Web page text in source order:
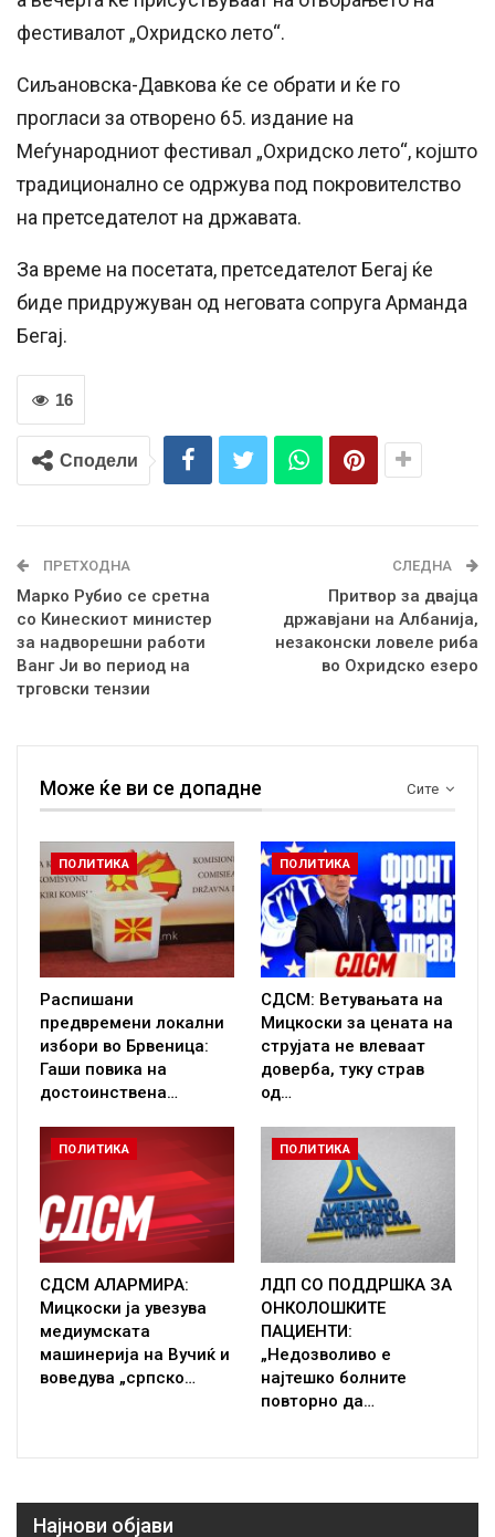
фестивалот „Охридско лето“.
Сиљановска-Давкова ќе се обрати и ќе го
прогласи за отворено 65. издание на
Меѓународниот фестивал „Охридско лето“, којшто
традиционално се одржува под покровителство
на претседателот на државата.
За време на посетата, претседателот Бегај ќе
биде придружуван од неговата сопруга Арманда
Бегај.
16
Сподели
ПРЕТХОДНА
Марко Рубио се сретна
со Кинескиот министер
за надворешни работи
Ванг Ји во период на
трговски тензии
СЛЕДНА
Притвор за двајца
државјани на Албанија,
незаконски ловеле риба
во Охридско езеро
Сите
Може ќе ви се допадне
ПОЛИТИКА
Распишани
предвремени локални
избори во Брвеница:
Гаши повика на
достоинствена…
ПОЛИТИКА
СДСМ: Ветувањата на
Мицкоски за цената на
струјата не влеваат
доверба, туку страв
од…
ПОЛИТИКА
СДСМ АЛАРМИРА:
Мицкоски ја увезува
медиумската
машинерија на Вучиќ и
воведува „српско…
ПОЛИТИКА
ЛДП СО ПОДДРШКА ЗА
ОНКОЛОШКИТЕ
ПАЦИЕНТИ:
„Недозволиво е
најтешко болните
повторно да…
Најнови објави